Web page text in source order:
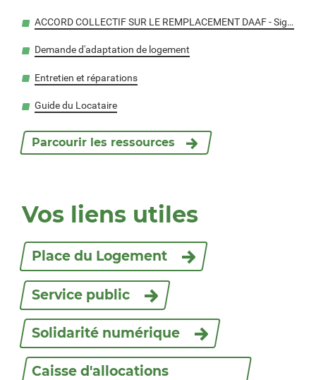
ACCORD COLLECTIF SUR LE REMPLACEMENT DAAF - Signé le 24 juillet 024
Demande d'adaptation de logement
Entretien et réparations
Guide du Locataire
Parcourir les ressources
Vos liens utiles
Place du Logement
Service public
Solidarité numérique
Caisse d'allocations